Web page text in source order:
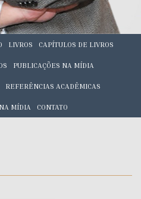
LIVROS CAPÍTULOS DE LIVROS
PUBLICAÇÕES NA MÍDIA
REFERÊNCIAS ACADÊMICAS
MÍDIA CONTATO